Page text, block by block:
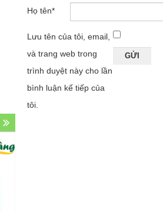
Họ tên*
Lưu tên của tôi, email,
và trang web trong
trình duyệt này cho lần
bình luận kế tiếp của
tôi.